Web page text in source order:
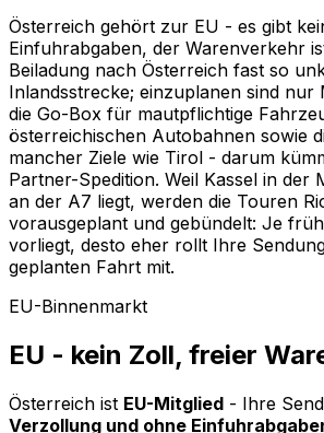
Österreich gehört zur EU - es gibt
Einfuhrabgaben, der Warenverkehr
Beiladung nach Österreich fast so
Inlandsstrecke; einzuplanen sind nur
die Go-Box für mautpflichtige
österreichischen Autobahnen sowie
mancher Ziele wie Tirol - darum
Partner-Spedition. Weil Kassel in der
an der A7 liegt, werden die Touren
vorausgeplant und gebündelt: Je
vorliegt, desto eher rollt Ihre
geplanten Fahrt mit.
EU-Binnenmarkt
EU - kein Zoll, freier
Österreich ist EU-Mitglied - Ihre
Verzollung und ohne